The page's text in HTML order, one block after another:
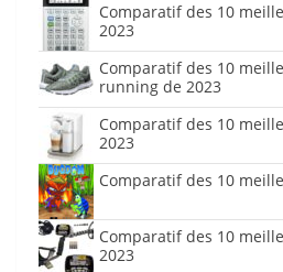
Comparatif des 10
2023
Comparatif des 10
running de 2023
Comparatif des 10
2023
Comparatif des 10
Comparatif des 10
2023